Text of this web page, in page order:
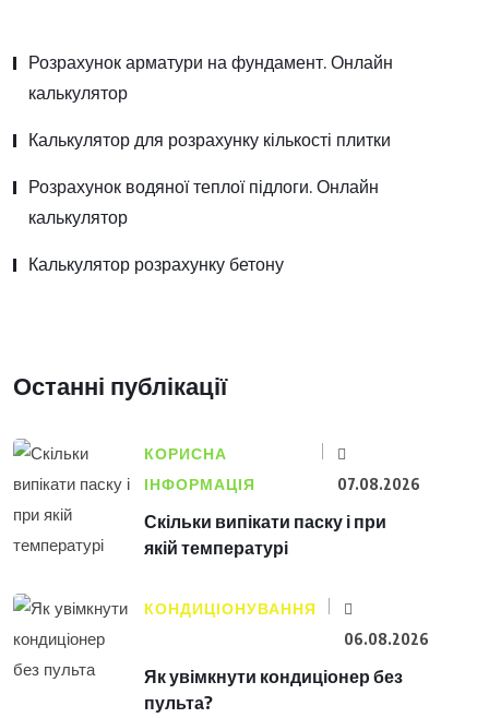
Розрахунок арматури на фундамент. Онлайн
калькулятор
Калькулятор для розрахунку кількості плитки
Розрахунок водяної теплої підлоги. Онлайн
калькулятор
Калькулятор розрахунку бетону
Останні публікації
КОРИСНА
ІНФОРМАЦІЯ
07.08.2026
Скільки випікати паску і при
якій температурі
КОНДИЦІОНУВАННЯ
06.08.2026
Як увімкнути кондиціонер без
пульта?